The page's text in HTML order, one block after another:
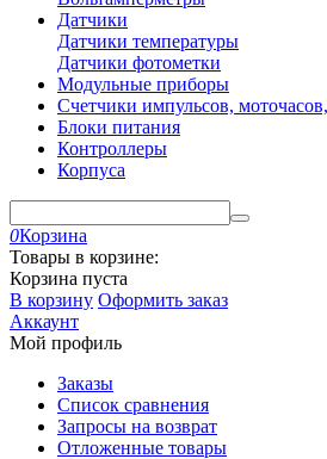
Датчики
Датчики температуры
Датчики фотометки
Модульные приборы
Счетчики импульсов,
Блоки питания
Контроллеры
Корпуса
0Корзина
Товары в корзине:
Корзина пуста
В корзину Оформить заказ
Аккаунт
Мой профиль
Заказы
Список сравнения
Запросы на возврат
Отложенные товары